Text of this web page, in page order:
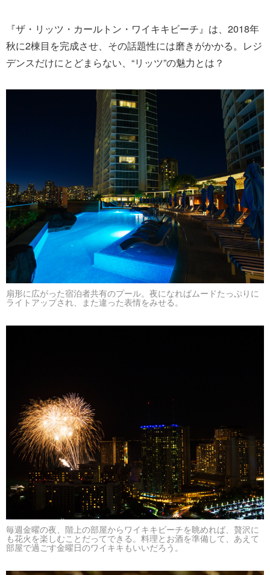
『ザ・リッツ・カールトン・ワイキキビーチ』は、2018年
秋に2棟目を完成させ、その話題性には磨きがかかる。レジ
デンスだけにとどまらない、“リッツ”の魅力とは？
扇形に広がった宿泊者共有のプール。夜になればムードたっぷりに
ライトアップされ、また違った表情をみせる。
毎週金曜の夜、階上の部屋からワイキキビーチを眺めれば、贅沢に
も花火を楽しむことだってできる。料理とお酒を準備して、あえて
部屋で過ごす金曜日のワイキキもいいだろう。